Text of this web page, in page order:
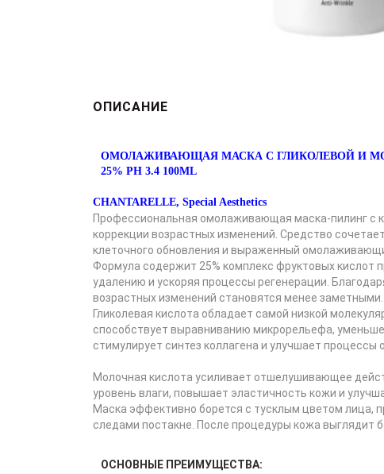
ОПИСАНИЕ
ОМОЛАЖИВАЮЩАЯ МАСКА С ГЛИКОЛЕВОЙ И
25% PH 3.4 100ML
CHANTARELLE, Special Aesthetics
Профессиональная омолаживающая маска-пилинг с
коррекции возрастных изменений. Средство
клеточного обновления и выраженный
Формула содержит 25% комплекс фруктовых кислот
удалению и ускоряя процессы регенерации.
возрастных изменений становятся менее заметными.
Гликолевая кислота обладает самой низкой
способствует выравниванию микрорельефа,
стимулирует синтез коллагена и улучшает процессы
Молочная кислота усиливает отшелушивающее
уровень влаги, повышает эластичность кожи и
Маска эффективно борется с тусклым цветом лица,
следами постакне. После процедуры кожа выглядит
ОСНОВНЫЕ ПРЕИМУЩЕСТВА: